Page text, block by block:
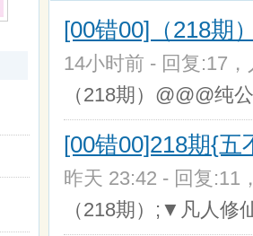
[00错00]（218期
14小时前 - 回复:17
（218期）@@@纯
[00错00]218期{
昨天 23:42 - 回复:11
（218期）;▼凡人修